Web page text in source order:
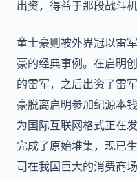
出资，得益于那段战斗
童士豪则被外界冠以雷
豪的经典事例。在启明
的雷军，之后出资了雷
豪脱离启明参加纪源本
为国际互联网格式正在
完成了原始堆集，现已
司在我国巨大的消费商